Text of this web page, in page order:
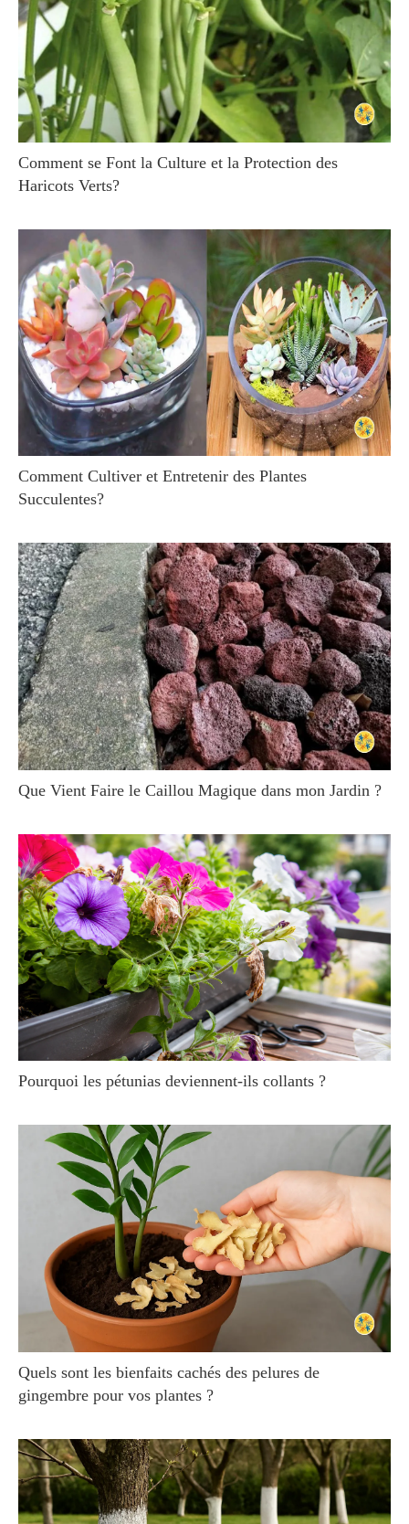
Comment se Font la Culture et la Protection des
Haricots Verts?
Comment Cultiver et Entretenir des Plantes
Succulentes?
Que Vient Faire le Caillou Magique dans mon Jardin ?
Pourquoi les pétunias deviennent-ils collants ?
Quels sont les bienfaits cachés des pelures de
gingembre pour vos plantes ?